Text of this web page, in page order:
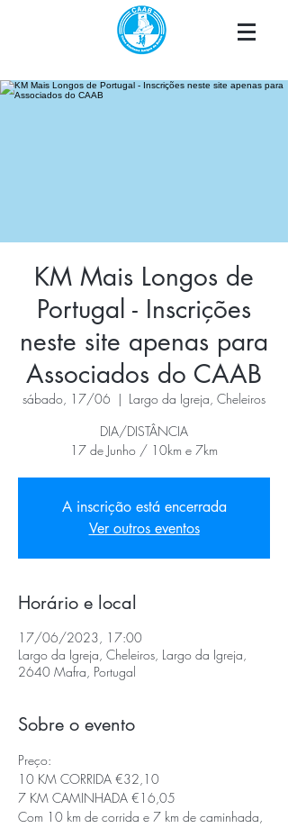
KM Mais Longos de
Portugal - Inscrições
neste site apenas para
Associados do CAAB
sábado, 17/06
  |
Largo da Igreja, Cheleiros
DIA/DISTÂNCIA
17 de Junho / 10km e 7km
A inscrição está encerrada
Ver outros eventos
Horário e local
17/06/2023, 17:00
Largo da Igreja, Cheleiros, Largo da Igreja,
2640 Mafra, Portugal
Sobre o evento
Preço:
10 KM CORRIDA €32,10
7 KM CAMINHADA €16,05
Com 10 km de corrida e 7 km de caminhada,